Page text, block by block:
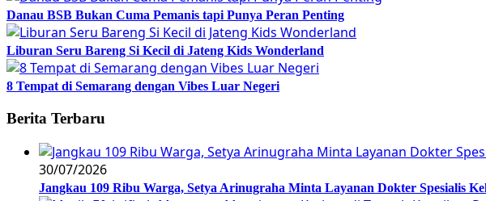
Danau BSB Bukan Cuma Pemanis tapi Punya Peran Penting
Liburan Seru Bareng Si Kecil di Jateng Kids Wonderland
8 Tempat di Semarang dengan Vibes Luar Negeri
Berita Terbaru
30/07/2026
Jangkau 109 Ribu Warga, Setya Arinugraha Minta Layanan Dokter Spesialis